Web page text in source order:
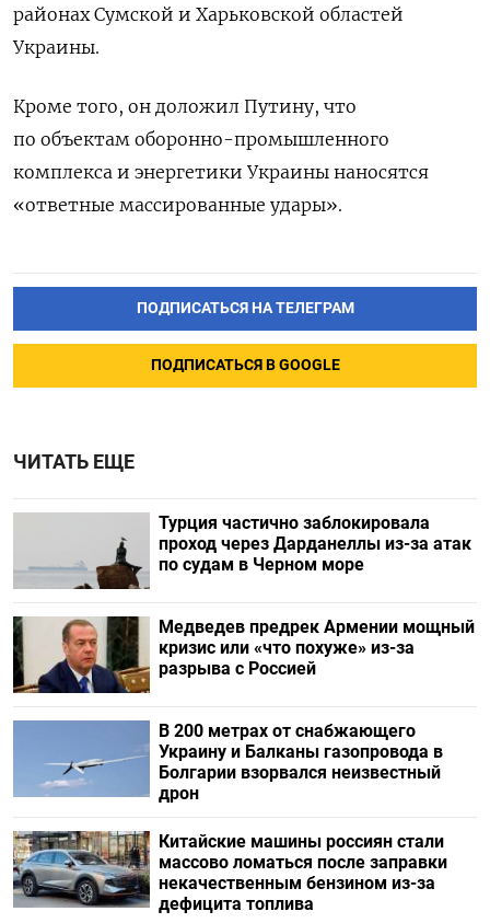
районах Сумской и Харьковской областей
Украины.
Кроме того, он доложил Путину, что
по объектам оборонно-промышленного
комплекса и энергетики Украины наносятся
«ответные массированные удары».
ПОДПИСАТЬСЯ НА ТЕЛЕГРАМ
ПОДПИСАТЬСЯ В GOOGLE
ЧИТАТЬ ЕЩЕ
Турция частично заблокировала
проход через Дарданеллы из-за атак
по судам в Черном море
Медведев предрек Армении мощный
кризис или «что похуже» из-за
разрыва с Россией
В 200 метрах от снабжающего
Украину и Балканы газопровода в
Болгарии взорвался неизвестный
дрон
Китайские машины россиян стали
массово ломаться после заправки
некачественным бензином из-за
дефицита топлива